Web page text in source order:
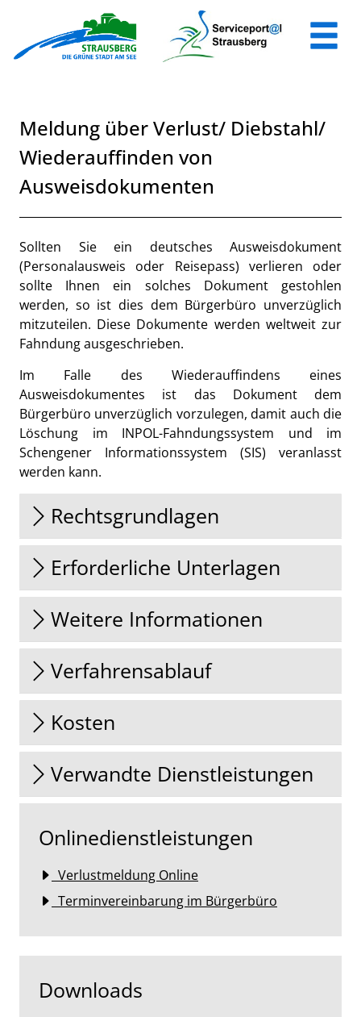
Zum Hauptinhalt springen
Meldung über Verlust/ Diebstahl/
Wiederauffinden von
Ausweisdokumenten
Beschreibung
Sollten Sie ein deutsches Ausweisdokument
(Personalausweis oder Reisepass) verlieren oder
sollte Ihnen ein solches Dokument gestohlen
werden, so ist dies dem Bürgerbüro unverzüglich
mitzuteilen. Diese Dokumente werden weltweit zur
Fahndung ausgeschrieben.
Im Falle des Wiederauffindens eines
Ausweisdokumentes ist das Dokument dem
Bürgerbüro unverzüglich vorzulegen, damit auch die
Löschung im INPOL-Fahndungssystem und im
Schengener Informationssystem (SIS) veranlasst
werden kann.
Rechtsgrundlagen
Erforderliche Unterlagen
Weitere Informationen
Verfahrensablauf
Kosten
Verwandte Dienstleistungen
Onlinedienstleistungen
Verlustmeldung Online
Terminvereinbarung im Bürgerbüro
Downloads